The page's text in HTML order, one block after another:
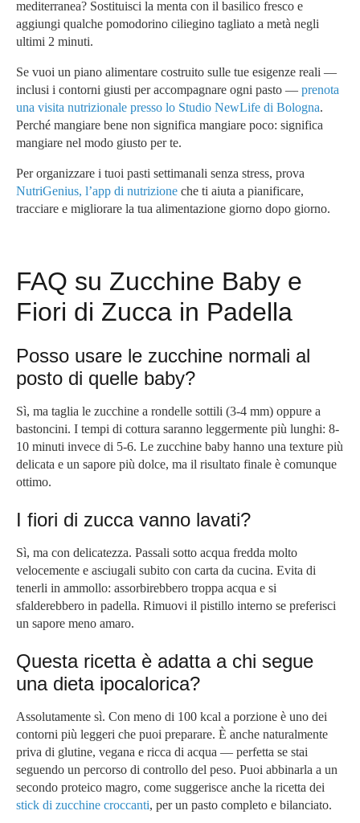
mediterranea? Sostituisci la menta con il basilico fresco e
aggiungi qualche pomodorino ciliegino tagliato a metà negli
ultimi 2 minuti.
Se vuoi un piano alimentare costruito sulle tue esigenze reali —
inclusi i contorni giusti per accompagnare ogni pasto — prenota
una visita nutrizionale presso lo Studio NewLife di Bologna.
Perché mangiare bene non significa mangiare poco: significa
mangiare nel modo giusto per te.
Per organizzare i tuoi pasti settimanali senza stress, prova
NutriGenius, l’app di nutrizione che ti aiuta a pianificare,
tracciare e migliorare la tua alimentazione giorno dopo giorno.
FAQ su Zucchine Baby e
Fiori di Zucca in Padella
Posso usare le zucchine normali al
posto di quelle baby?
Sì, ma taglia le zucchine a rondelle sottili (3-4 mm) oppure a
bastoncini. I tempi di cottura saranno leggermente più lunghi: 8-
10 minuti invece di 5-6. Le zucchine baby hanno una texture più
delicata e un sapore più dolce, ma il risultato finale è comunque
ottimo.
I fiori di zucca vanno lavati?
Sì, ma con delicatezza. Passali sotto acqua fredda molto
velocemente e asciugali subito con carta da cucina. Evita di
tenerli in ammollo: assorbirebbero troppa acqua e si
sfalderebbero in padella. Rimuovi il pistillo interno se preferisci
un sapore meno amaro.
Questa ricetta è adatta a chi segue
una dieta ipocalorica?
Assolutamente sì. Con meno di 100 kcal a porzione è uno dei
contorni più leggeri che puoi preparare. È anche naturalmente
priva di glutine, vegana e ricca di acqua — perfetta se stai
seguendo un percorso di controllo del peso. Puoi abbinarla a un
secondo proteico magro, come suggerisce anche la ricetta dei
stick di zucchine croccanti, per un pasto completo e bilanciato.